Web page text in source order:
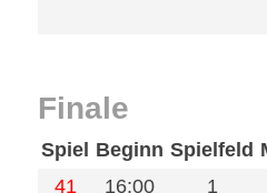
Finale
Spiel Beginn Spielfeld
41
16:00 1